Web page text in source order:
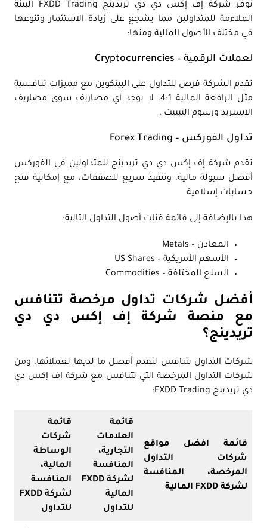
توفر شركة إف إكس دي دي تريدينج FXDD Trading البيئة
الملاءمة للمتداولين مما يشجع على زيادة الاستثمار وتنوعها
في مختلف الأصول المالية ومنها:
لعملات الرقمية – Cryptocurrencies
تقدم الشركة فرص للتداول على البيتكوين مع مميزات تنافسية
مثل الرافعة المالية 4:1، لا يوجد أي مصاريف سوى مصاريف
الاسبريد ورسوم التبييت .
تداول الفوركس – Forex Trading
تقدم شركة إف إكس دي دي تريدينج للمتداولين في الفوركس
أفضل سيولة مالية، وتنفيذ سريع للصفقات، مع إمكانية فتح
حسابات إسلامية
هذا بالإضافة إلى قائمة فئات أصول التداول التالية:
المعادن – Metals
الأسهم الأمريكية – US Shares
السلع المختلفة – Commodities
أفضل شركات تداول مرخصة تتنافس
مع منصة شركة إف إكس دي دي
تريدينج؟
شركات التداول تتنافس لتقدم أفضل ما لديها لعملائها، ومن
شركات التداول المرخصة التي تتنافس مع شركة إف إكس دي
دي تريدينج FXDD Trading:
قائمة افضل مواقع
شركات التداول
المرخصة، المنافسة
لشركة FXDD المالية
قائمة
العلامات
التجارية،
المنافسة
لشركة FXDD
المالية
للتداول
قائمة
شركات
الوساطة
المالية،
المنافسة
لشركة FXDD
للتداول